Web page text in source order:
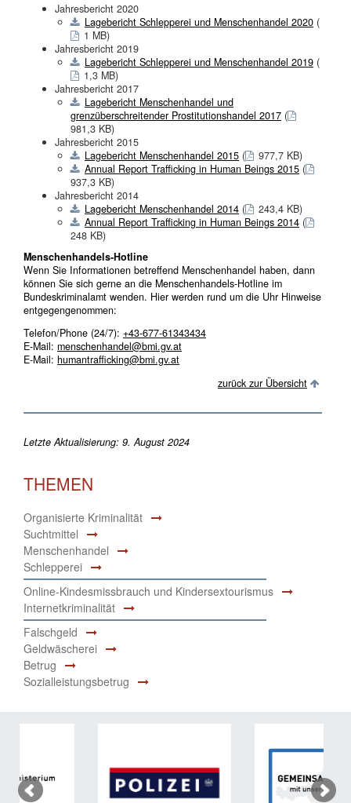
Jahresbericht 2020
Lagebericht Schlepperei und Menschenhandel 2020 (
1 MB)
Jahresbericht 2019
Lagebericht Schlepperei und Menschenhandel 2019 (
1,3 MB)
Jahresbericht 2017
Lagebericht Menschenhandel und
grenzüberschreitender Prostitutionshandel 2017 (
981,3 KB)
Jahresbericht 2015
Lagebericht Menschenhandel 2015 (
977,7 KB)
Annual Report Trafficking in Human Beings 2015 (
937,3 KB)
Jahresbericht 2014
Lagebericht Menschenhandel 2014 (
243,4 KB)
Annual Report Trafficking in Human Beings 2014 (
248 KB)
Menschenhandels-Hotline
Wenn Sie Informationen betreffend Menschenhandel haben, dann
können Sie sich gerne an die Menschenhandels-Hotline im
Bundeskriminalamt wenden. Hier werden rund um die Uhr Hinweise
entgegengenommen:
Telefon/Phone (24/7): +43-677-61343434
E-Mail: menschenhandel@bmi.gv.at
E-Mail: humantrafficking@bmi.gv.at
zurück zur Übersicht
Letzte Aktualisierung: 9. August 2024
THEMEN
Organisierte Kriminalität
Suchtmittel
Menschenhandel
Schlepperei
Online-Kindesmissbrauch und Kindersextourismus
Internetkriminalität
Falschgeld
Geldwäscherei
Betrug
Sozialleistungsbetrug